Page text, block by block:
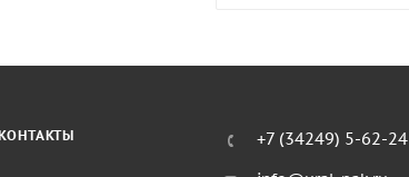
+7 (34249) 5-62-24